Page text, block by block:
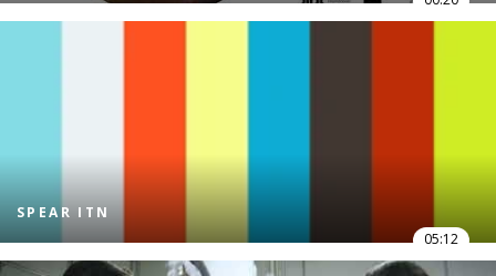
SPEAR ITN
05:12